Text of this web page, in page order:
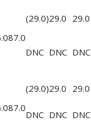
87.0
(29.0)29.0 29.0
DNC DNC DNC
87.0
(29.0)29.0 29.0
DNC DNC DNC